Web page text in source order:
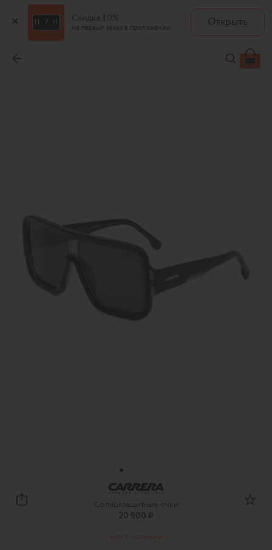
Скидка 10%
на первый заказ в приложении
Открыть
20 900 ₽
Carrera
Солнцезащитные очки
20 900 ₽
Нет в наличии